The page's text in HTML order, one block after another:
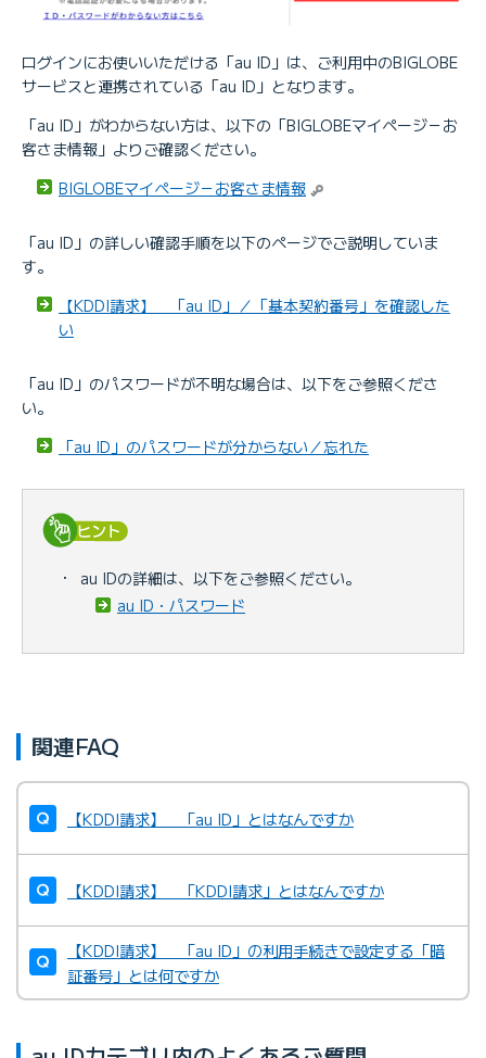
ログインにお使いいただける「au ID」は、ご利用中のBIGLOBE
サービスと連携されている「au ID」となります。
「au ID」がわからない方は、以下の「BIGLOBEマイページ－お
客さま情報」よりご確認ください。
BIGLOBEマイページ－お客さま情報
「au ID」の詳しい確認手順を以下のページでご説明していま
す。
【KDDI請求】 「au ID」／「基本契約番号」を確認した
い
「au ID」のパスワードが不明な場合は、以下をご参照くださ
い。
「au ID」のパスワードが分からない／忘れた
・
au IDの詳細は、以下をご参照ください。
au ID・パスワード
関連FAQ
【KDDI請求】 「au ID」とはなんですか
【KDDI請求】 「KDDI請求」とはなんですか
【KDDI請求】 「au ID」の利用手続きで設定する「暗
証番号」とは何ですか